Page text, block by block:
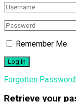
Remember Me
Forgotten
Retrieve your